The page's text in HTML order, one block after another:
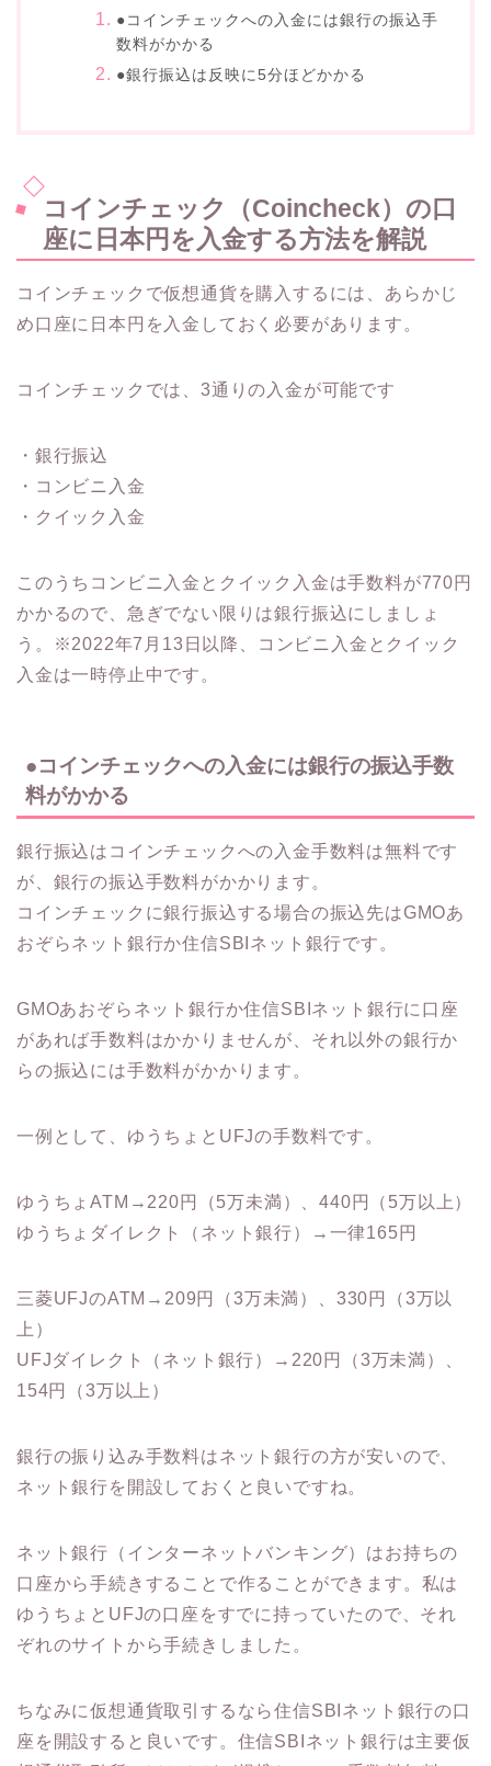
●コインチェックへの入金には銀行の振込手
数料がかかる
●銀行振込は反映に5分ほどかかる
コインチェック（Coincheck）の口
座に日本円を入金する方法を解説
コインチェックで仮想通貨を購入するには、あらかじ
め口座に日本円を入金しておく必要があります。
コインチェックでは、3通りの入金が可能です
・銀行振込
・コンビニ入金
・クイック入金
このうちコンビニ入金とクイック入金は手数料が770円
かかるので、急ぎでない限りは銀行振込にしましょ
う。※2022年7月13日以降、コンビニ入金とクイック
入金は一時停止中です。
●コインチェックへの入金には銀行の振込手数
料がかかる
銀行振込はコインチェックへの入金手数料は無料です
が、銀行の振込手数料がかかります。
コインチェックに銀行振込する場合の振込先はGMOあ
おぞらネット銀行か住信SBIネット銀行です。
GMOあおぞらネット銀行か住信SBIネット銀行に口座
があれば手数料はかかりませんが、それ以外の銀行か
らの振込には手数料がかかります。
一例として、ゆうちょとUFJの手数料です。
ゆうちょATM→220円（5万未満）、440円（5万以上）
ゆうちょダイレクト（ネット銀行）→一律165円
三菱UFJのATM→209円（3万未満）、330円（3万以
上）
UFJダイレクト（ネット銀行）→220円（3万未満）、
154円（3万以上）
銀行の振り込み手数料はネット銀行の方が安いので、
ネット銀行を開設しておくと良いですね。
ネット銀行（インターネットバンキング）はお持ちの
口座から手続きすることで作ることができます。私は
ゆうちょとUFJの口座をすでに持っていたので、それ
ぞれのサイトから手続きしました。
ちなみに仮想通貨取引するなら住信SBIネット銀行の口
座を開設すると良いです。住信SBIネット銀行は主要仮